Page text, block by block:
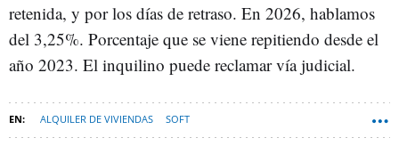
retenida, y por los días de retraso. En 2026, hablamos
del 3,25%. Porcentaje que se viene repitiendo desde el
año 2023. El inquilino puede reclamar vía judicial.
ALQUILER DE VIVIENDAS SOFT